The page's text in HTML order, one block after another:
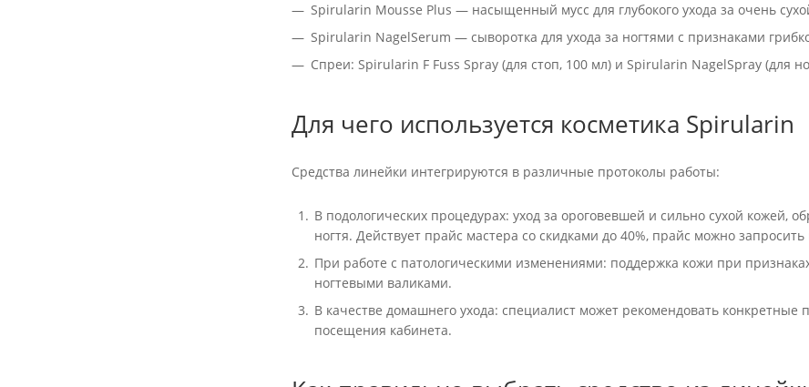
Spirularin Mousse Plus — насыщенный мусс для глубокого ухода за очень
Spirularin NagelSerum — сыворотка для ухода за ногтями с признаками
Спреи: Spirularin F Fuss Spray (для стоп, 100 мл) и Spirularin NagelSpray (для
Для чего используется косметика Spirularin
Средства линейки интегрируются в различные протоколы работы:
В подологических процедурах: уход за ороговевшей и сильно сухой кожей,
ногтя. Действует прайс мастера со скидками до 40%, прайс можно
При работе с патологическими изменениями: поддержка кожи при
ногтевыми валиками.
В качестве домашнего ухода: специалист может рекомендовать конкретные
посещения кабинета.